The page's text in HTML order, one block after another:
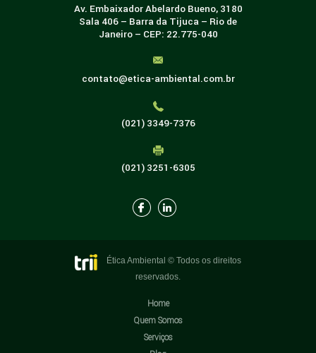
Av. Embaixador Abelardo Bueno, 3180
Sala 406 – Barra da Tijuca – Rio de
Janeiro – CEP: 22.775-040
contato@etica-ambiental.com.br
(021) 3349-7376
(021) 3251-6305
Ética Ambiental © Todos os direitos
reservados.
Home
Quem Somos
Serviços